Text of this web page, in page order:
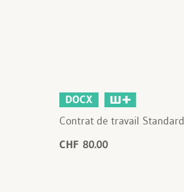
DOCX
Contrat de travail Standard
CHF 80.00